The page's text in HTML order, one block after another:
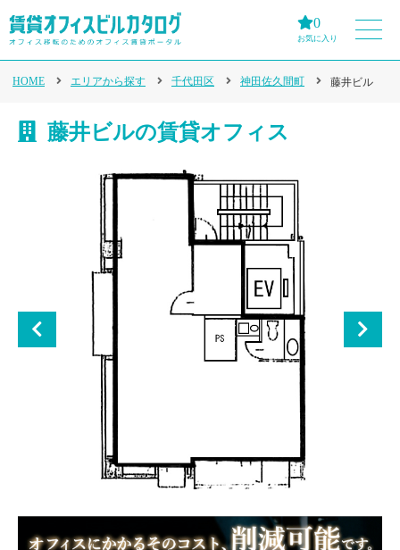
0
お気に入り
HOME エリアから探す 千代田区 神田佐久間町 藤井ビル
藤井ビルの賃貸オフィス